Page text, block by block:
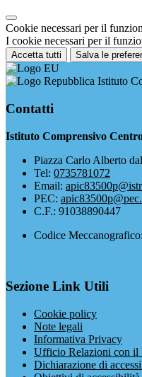
Cookie necessari per il
I cookie necessari per il
Accetta tutti Salva le
Istituto
Contatti
Istituto Comprensivo
Piazza Carlo Alberto
Tel: 0735781072
Email:
PEC:
C.F.: 91038890447
Codice
Sezione Link Utili
Cookie policy
Note legali
Informativa Privacy
Ufficio Relazioni con il
Dichiarazione di